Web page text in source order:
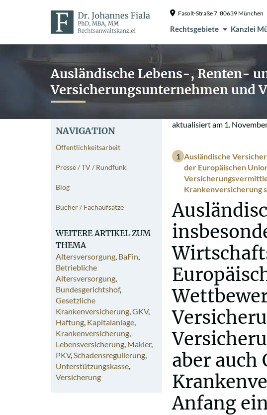
Fasolt-Straße 7, 80639 München
Rechtsgebiete Kanzlei
Ausländische Lebens-, Renten-
Versicherungsunternehmen und
NAVIGATION
Öffentlichkeitsarbeit
Presse / TV / Rundfunk
Blog
Bücher / Fachaufsätze
WEITERE ARTIKEL ZUM
THEMA
Altersversorgung, BaFin,
Betriebliche
Altersversorgung,
Bundesgerichtshof,
Gesetzliche
Krankenversicherung,GKV,
Haftung, Kapitalanlage,
Krankenversicherung,
Lebensversicherung, Makler,
PKV,Schadensregulierung,
Unterstützungskasse,
Versicherung
aktualisiert am 1.
Ausländische
der Europäischen
Krankenversicherung
aber auch
Anfang